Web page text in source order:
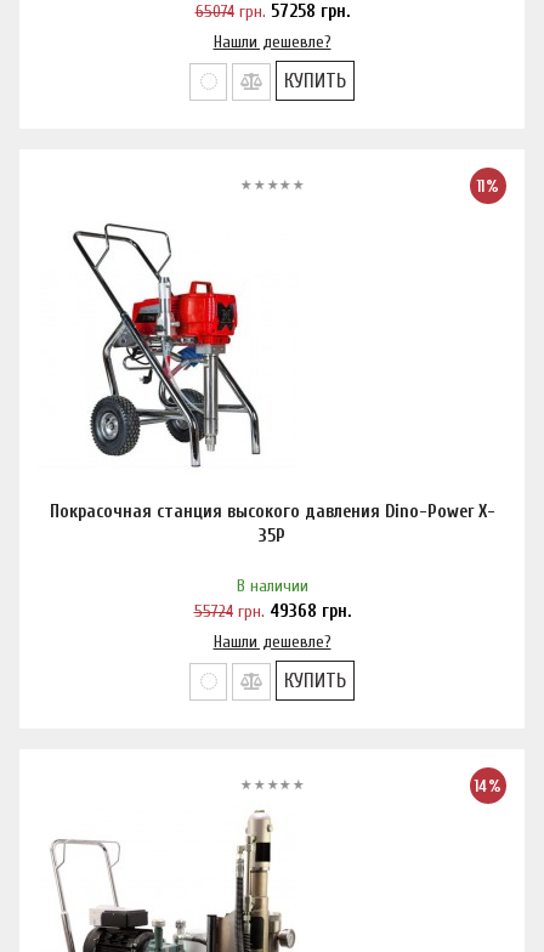
65074грн. 57258 грн.
Нашли дешевле?
КУПИТЬ
11%
Покрасочная станция высокого давления Dino-Power X-
35P
В наличии
55724грн. 49368 грн.
Нашли дешевле?
КУПИТЬ
14%